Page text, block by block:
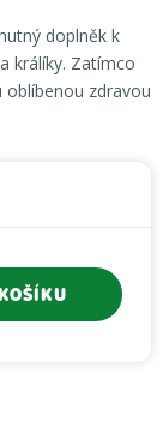
doplněk k
králíky. Zatímco
oblíbenou zdravou